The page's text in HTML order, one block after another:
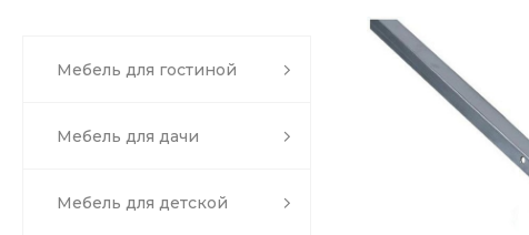
Мебель для гостиной
Мебель для дачи
Мебель для детской